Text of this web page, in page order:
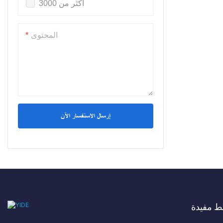
أكثر من 3000
المحتوى
إرسال الاستفسار الآن
مفيدة